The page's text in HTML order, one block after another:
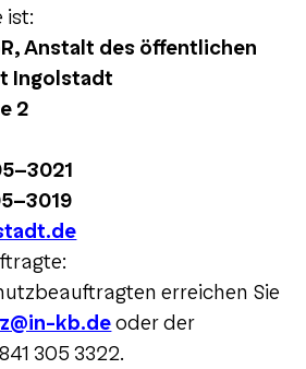
ist:
Anstalt des öffentlichen
Ingolstadt
2
3021
3019
erreichen Sie
kb.de oder der
305 3322.